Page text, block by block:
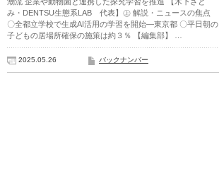
み・DENTSU生態系LAB 代表】㊤ 解説・ニュースの焦点
〇全都立学校で生成AI活用の学習を開始―東京都 〇平日朝の
子どもの居場所確保の施策は約３％ 【編集部】 …
2025.05.26 バックナンバー